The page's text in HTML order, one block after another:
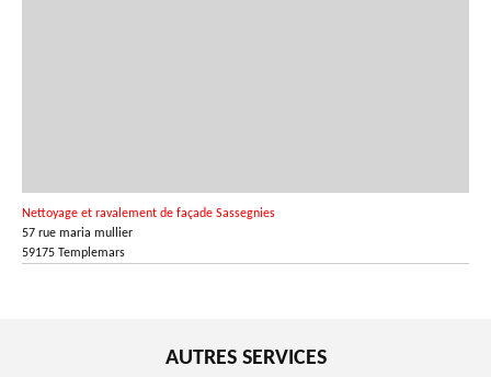
Nettoyage et ravalement de façade Sassegnies
57 rue maria mullier
59175 Templemars
AUTRES SERVICES